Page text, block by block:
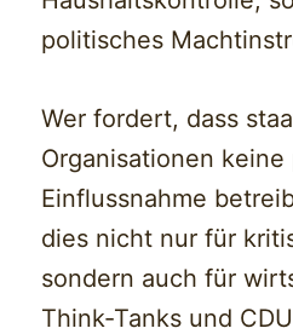
politisches
Wer fordert, dass
Organisationen
Einflussnahme
dies nicht nur für
sondern auch für
Think-Tanks und